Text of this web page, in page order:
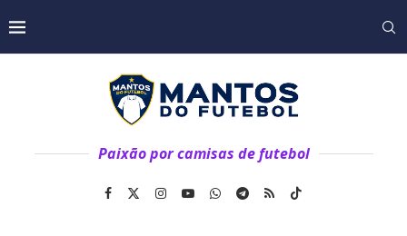
Paixão por camisas de futebol